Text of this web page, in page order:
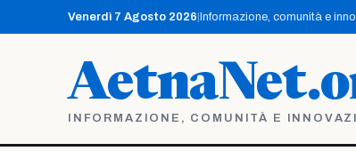
contenuto
Venerdì 7 Agosto 2026 Informazione, comunità e
INFORMAZIONE, COMUNITÀ E